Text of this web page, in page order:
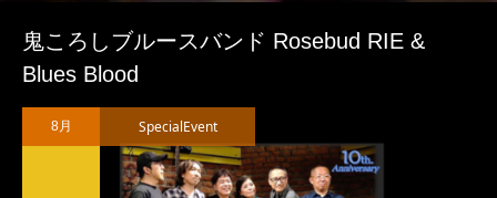
鬼ころしブルースバンド Rosebud RIE &
Blues Blood
8月 SpecialEvent